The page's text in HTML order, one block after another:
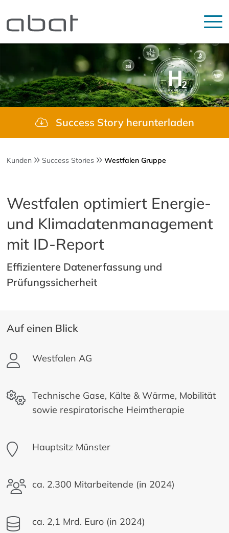
Success Story herunterladen
Kunden Success Stories Westfalen Gruppe
Westfalen optimiert Energie-
und Klimadatenmanagement
mit ID-Report
Effizientere Datenerfassung und
Prüfungssicherheit
Auf einen Blick
Westfalen AG
Technische Gase, Kälte & Wärme, Mobilität
sowie respiratorische Heimtherapie
Hauptsitz Münster
ca. 2.300 Mitarbeitende (in 2024)
ca. 2,1 Mrd. Euro (in 2024)